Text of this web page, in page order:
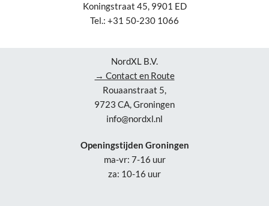
Koningstraat 45, 9901 ED
Tel.: +31 50-230 1066
NordXL B.V.
→ Contact en Route
Rouaanstraat 5,
9723 CA, Groningen
info@nordxl.nl
Openingstijden Groningen
ma-vr: 7-16 uur
za: 10-16 uur